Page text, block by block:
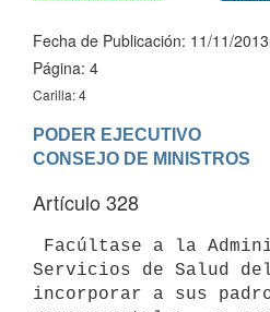
Fecha de Publicación: 11/11/2013
Página: 4
Carilla: 4
PODER EJECUTIVO
Artículo 328
Servicios de Salud
incorporar a sus